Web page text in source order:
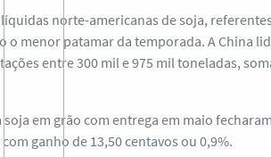
norte-americanas de soja,
o menor patamar da temporada. A China
entre 300 mil e 975 mil toneladas,
em grão com entrega em maio
ganho de 13,50 centavos ou 0,9%.